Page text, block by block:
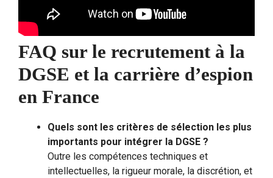
FAQ sur le recrutement à la
DGSE et la carrière d’espion
en France
Quels sont les critères de sélection les plus
importants pour intégrer la DGSE ?
Outre les compétences techniques et
intellectuelles, la rigueur morale, la discrétion, et